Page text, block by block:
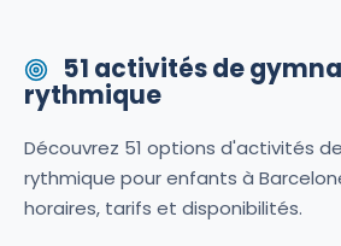
51 activités de
rythmique
Découvrez 51 options d'activités
rythmique pour enfants à
horaires, tarifs et disponibilités.